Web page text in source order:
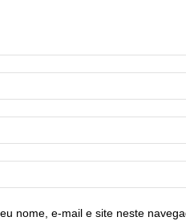
nome, e-mail e site neste